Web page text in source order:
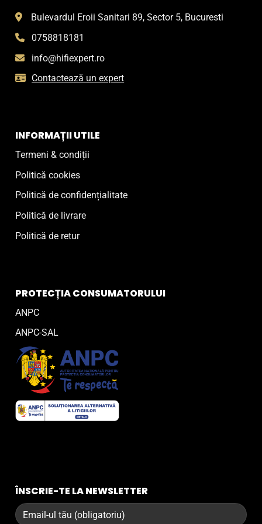
Bulevardul Eroii Sanitari 89, Sector 5, Bucuresti
0758818181
info@hifiexpert.ro
Contactează un expert
INFORMAȚII UTILE
Termeni & condiții
Politică cookies
Politică de confidențialitate
Politică de livrare
Politică de retur
PROTECȚIA CONSUMATORULUI
ANPC
ANPC-SAL
ÎNSCRIE-TE LA NEWSLETTER